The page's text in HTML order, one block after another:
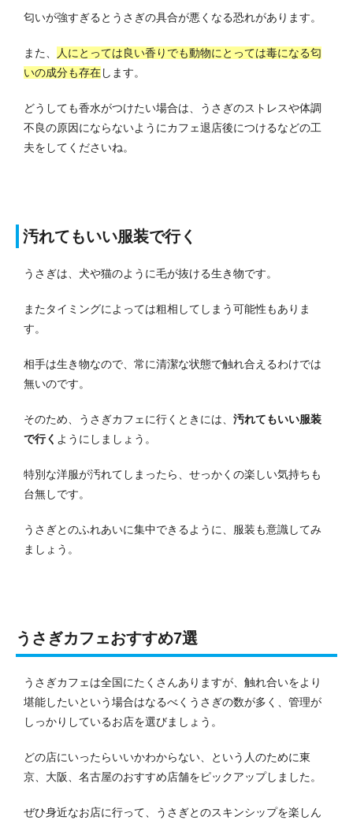
匂いが強すぎるとうさぎの具合が悪くなる恐れがあります。
また、
人にとっては良い香りでも動物にとっては毒になる匂
いの成分も存在します。
どうしても香水がつけたい場合は、うさぎのストレスや体調
不良の原因にならないようにカフェ退店後につけるなどの工
夫をしてくださいね。
汚れてもいい服装で行く
うさぎは、犬や猫のように毛が抜ける生き物です。
またタイミングによっては粗相してしまう可能性もありま
す。
相手は生き物なので、常に清潔な状態で触れ合えるわけでは
無いのです。
そのため、うさぎカフェに行くときには、 汚れてもいい服装
で行く ようにしましょう。
特別な洋服が汚れてしまったら、せっかくの楽しい気持ちも
台無しです。
うさぎとのふれあいに集中できるように、服装も意識してみ
ましょう。
うさぎカフェおすすめ7選
うさぎカフェは全国にたくさんありますが、触れ合いをより
堪能したいという場合はなるべくうさぎの数が多く、管理が
しっかりしているお店を選びましょう。
どの店にいったらいいかわからない、という人のために東
京、大阪、名古屋のおすすめ店舗をピックアップしました。
ぜひ身近なお店に行って、うさぎとのスキンシップを楽しん